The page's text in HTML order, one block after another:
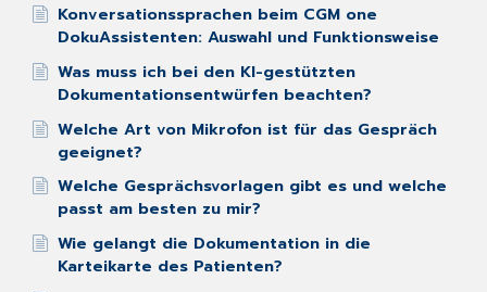
Konversationssprachen beim CGM one
DokuAssistenten: Auswahl und Funktionsweise
Was muss ich bei den KI-gestützten
Dokumentationsentwürfen beachten?
Welche Art von Mikrofon ist für das Gespräch
geeignet?
Welche Gesprächsvorlagen gibt es und welche
passt am besten zu mir?
Wie gelangt die Dokumentation in die
Karteikarte des Patienten?